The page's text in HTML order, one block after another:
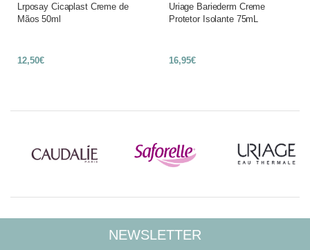
Lrposay Cicaplast Creme de
Mãos 50ml
12,50€
Uriage Bariederm Creme
Protetor Isolante 75mL
16,95€
NEWSLETTER